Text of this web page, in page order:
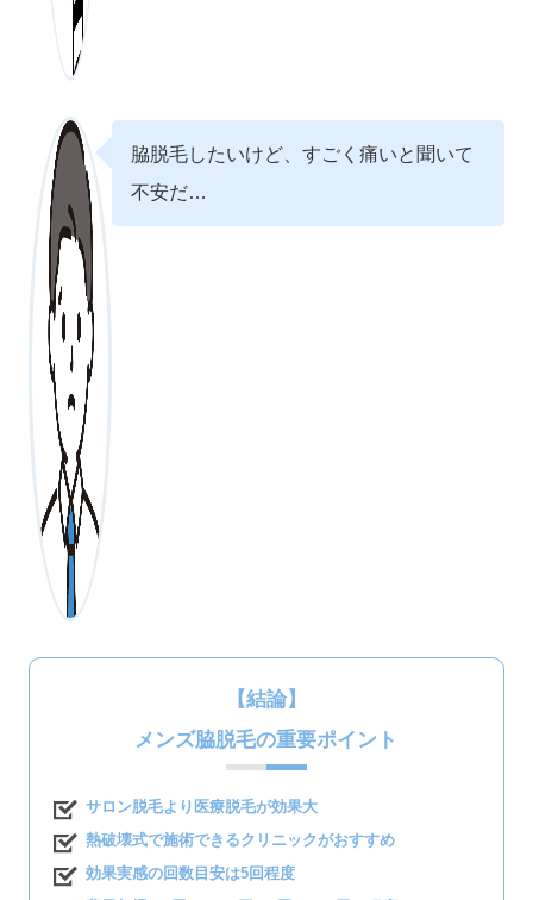
脇脱毛したいけど、すごく痛いと聞いて
不安だ…
【結論】
メンズ脇脱毛の重要ポイント
サロン脱毛より医療脱毛が効果大
熱破壊式で施術できるクリニックがおすすめ
効果実感の回数目安は5回程度